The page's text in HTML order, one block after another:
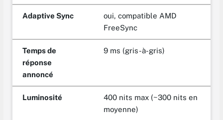
Adaptive Sync
oui, compatible AMD
FreeSync
Temps de
réponse
annoncé
9 ms (gris-à-gris)
Luminosité
400 nits max (~300 nits en
moyenne)